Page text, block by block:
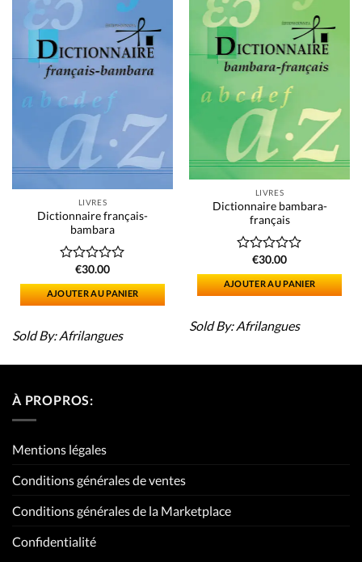
LIVRES
Dictionnaire français-
bambara
Note
0
sur
5
€30.00
AJOUTER AU PANIER
Sold By:Afrilangues
LIVRES
Dictionnaire bambara-
français
Note
0
sur
5
€30.00
AJOUTER AU PANIER
Sold By:Afrilangues
À PROPROS:
Mentions légales
Conditions générales de ventes
Conditions générales de la Marketplace
Confidentialité